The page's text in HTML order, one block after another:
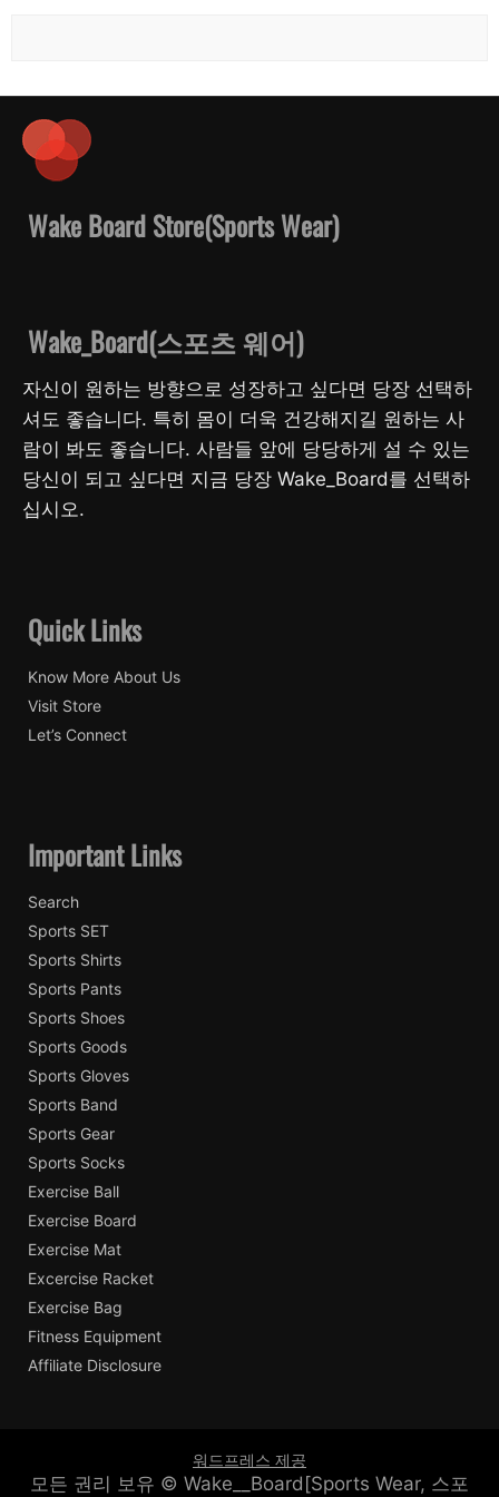
Wake Board Store(Sports Wear)
Wake_Board(스포츠 웨어)
자신이 원하는 방향으로 성장하고 싶다면 당장 선택하
셔도 좋습니다. 특히 몸이 더욱 건강해지길 원하는 사
람이 봐도 좋습니다. 사람들 앞에 당당하게 설 수 있는
당신이 되고 싶다면 지금 당장 Wake_Board를 선택하
십시오.
Quick Links
Know More About Us
Visit Store
Let’s Connect
Important Links
Search
Sports SET
Sports Shirts
Sports Pants
Sports Shoes
Sports Goods
Sports Gloves
Sports Band
Sports Gear
Sports Socks
Exercise Ball
Exercise Board
Exercise Mat
Excercise Racket
Exercise Bag
Fitness Equipment
Affiliate Disclosure
워드프레스 제공
모든 권리 보유 © Wake__Board[Sports Wear, 스포